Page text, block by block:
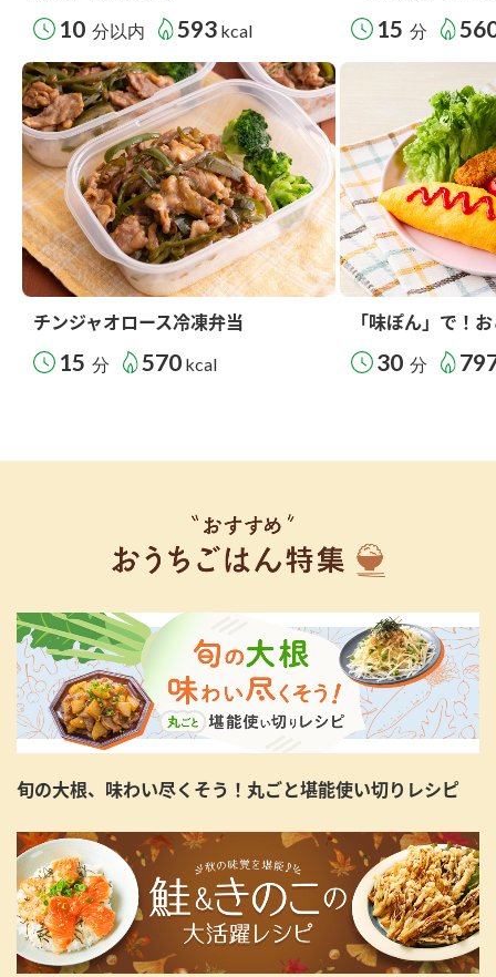
10 分以内 593 kcal 15 分
チンジャオロース冷凍弁当
15 分 570 kcal
「味ぽん」で！
30 分
旬の大根、味わい尽くそう！丸ごと堪能使い切りレシピ